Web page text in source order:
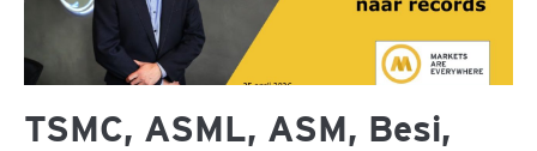
TSMC, ASML, ASM, Besi,